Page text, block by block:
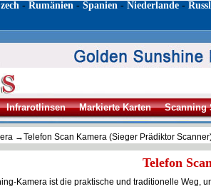
-Rumänien - Spanien - Niederlande-
Infrarotlinsen Markierte Karten Scanning
→Telefon Scan Kamera (Sieger Prädiktor
Telefon
Kamera ist die praktische und traditionelle Weg,